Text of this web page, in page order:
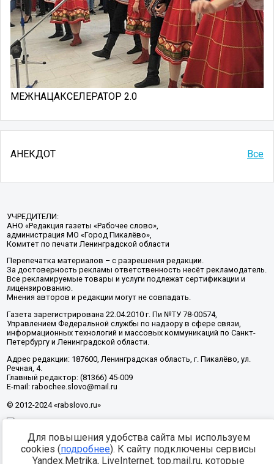
МЕЖНАЦАКСЕЛЕРАТОР 2.0
АНЕКДОТ Все
УЧРЕДИТЕЛИ:
АНО «Редакция газеты «Рабочее слово»,
администрация МО «Город Пикалёво»,
Комитет по печати Ленинградской области
Перепечатка материалов – с разрешения редакции.
За достоверность рекламы ответственность несёт рекламодатель.
Все рекламируемые товары и услуги подлежат сертификации и
лицензированию.
Мнения авторов и редакции могут не совпадать.
Газета зарегистрирована 22.04.2010 г. Пи №ТУ 78-00574,
Управлением Федеральной службы по надзору в сфере связи,
информационных технологий и массовых коммуникаций по Санкт-
Петербургу и Ленинградской области.
Адрес редакции: 187600, Ленинградская область, г. Пикалёво, ул.
Речная, 4.
Главный редактор: (81366) 45-009
E-mail: rabochee.slovo@mail.ru
© 2012-2024 «rabslovo.ru»
Разработка -
Для повышения удобства сайта мы используем
cookies (подробнее). К сайту подключены сервисы
Yandex.Metrika, LiveInternet, top.mail.ru, которые